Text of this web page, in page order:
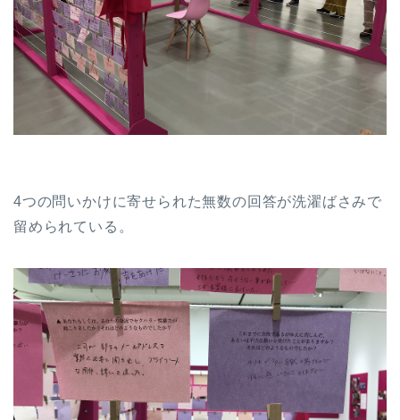
4つの問いかけに寄せられた無数の回答が洗濯ばさみで
留められている。